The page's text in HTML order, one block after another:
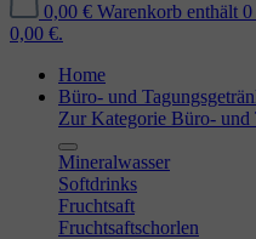
0,00 € Warenkorb enthält
0,00 €.
Home
Büro- und
Zur Kategorie Büro- und
Mineralwasser
Softdrinks
Fruchtsaft
Fruchtsaftschorlen